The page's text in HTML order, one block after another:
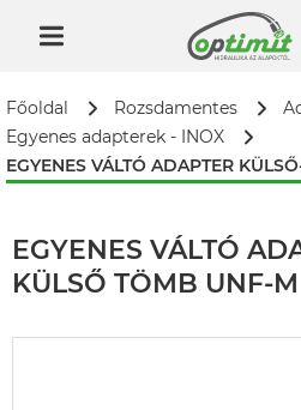
Főoldal Rozsdamentes
Egyenes adapterek - INOX
EGYENES VÁLTÓ ADAPTER
EGYENES VÁLTÓ
KÜLSŐ TÖMB UNF-